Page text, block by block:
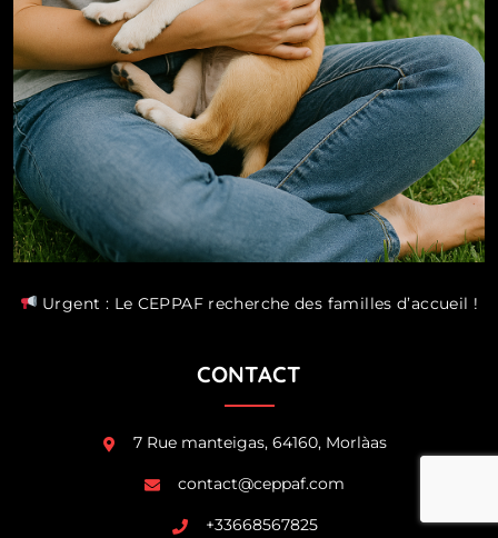
Urgent : Le CEPPAF recherche des familles d’accueil !
CONTACT
7 Rue manteigas, 64160, Morlàas
contact@ceppaf.com
+33668567825